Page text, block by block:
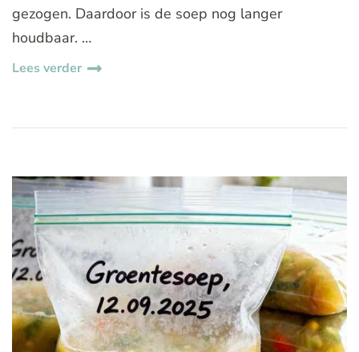
gezogen. Daardoor is de soep nog langer
houdbaar. …
Lees verder